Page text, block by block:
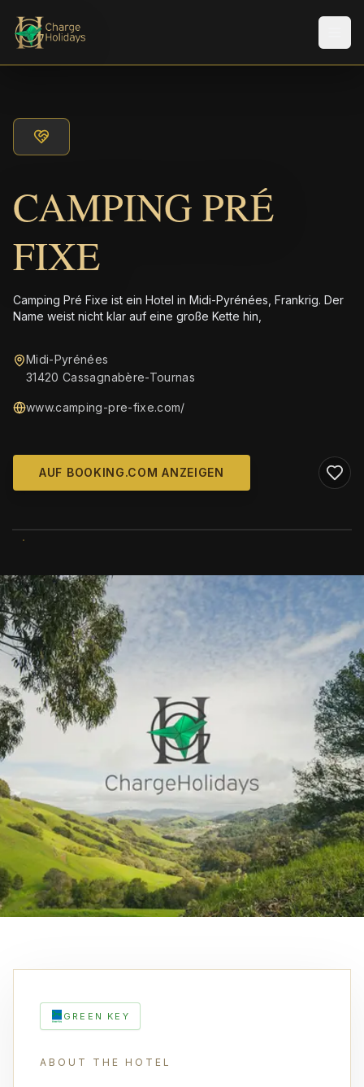
CAMPING PRÉ
FIXE
Camping Pré Fixe ist ein Hotel in Midi-Pyrénées, Frankrig. Der
Name weist nicht klar auf eine große Kette hin,
Midi-Pyrénées
31420 Cassagnabère-Tournas
www.camping-pre-fixe.com/
AUF BOOKING.COM ANZEIGEN
GREEN KEY
ABOUT THE HOTEL